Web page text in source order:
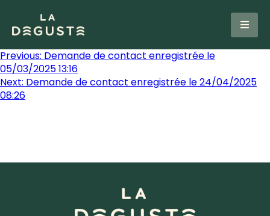
Previous: Demande de contact enregistrée le
05/03/2025 13:16
Next: Demande de contact enregistrée le 24/04/2025
08:26